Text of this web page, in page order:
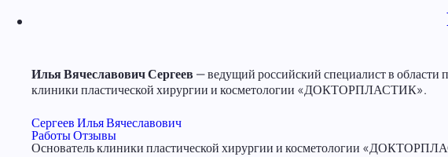
Илья Вячеславович Сергеев — ведущий российский специалист в
клиники пластической хирургии и косметологии «ДОКТОРПЛАСТИК».
Сергеев Илья Вячеславович
РаботыОтзывы
Основатель клиники пластической хирургии и косметологии